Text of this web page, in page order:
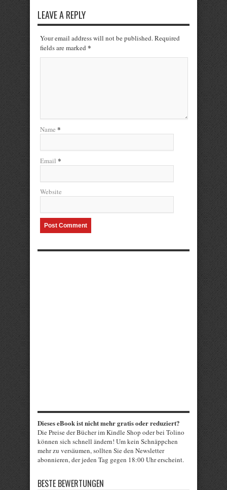
LEAVE A REPLY
Your email address will not be published. Required
fields are marked *
Name *
Email *
Website
Dieses eBook ist nicht mehr gratis oder reduziert?
Die Preise der Bücher im Kindle Shop oder bei Tolino
können sich schnell ändern! Um kein Schnäppchen
mehr zu versäumen, sollten Sie den Newsletter
abonnieren, der jeden Tag gegen 18:00 Uhr erscheint.
BESTE BEWERTUNGEN